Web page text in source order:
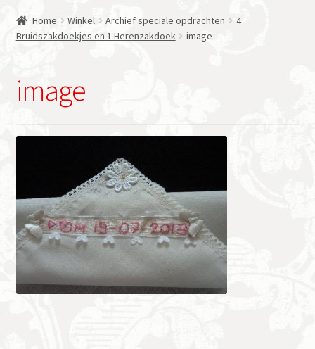
Contact
Home Winkel Archief speciale opdrachten
4
Bruidszakdoekjes en 1 Herenzakdoek
image
image